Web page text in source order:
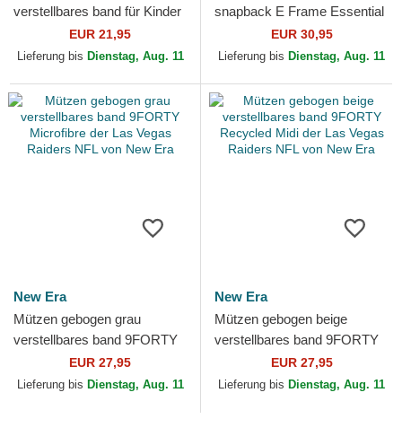
verstellbares band für Kinder
9FORTY The League der Las
Vegas Raiders NFL...
EUR 21,95
Lieferung bis Dienstag, Aug. 11
snapback E Frame Essential
der Las Vegas Raiders NFL
von New Era
EUR 30,95
Lieferung bis Dienstag, Aug. 11
New Era
Mützen gebogen grau
verstellbares band 9FORTY
Microfibre der Las Vegas
Raiders NFL von New Era
EUR 27,95
Lieferung bis Dienstag, Aug. 11
New Era
Mützen gebogen beige
verstellbares band 9FORTY
Recycled Midi der Las Vegas
Raiders NFL von New Era
EUR 27,95
Lieferung bis Dienstag, Aug. 11